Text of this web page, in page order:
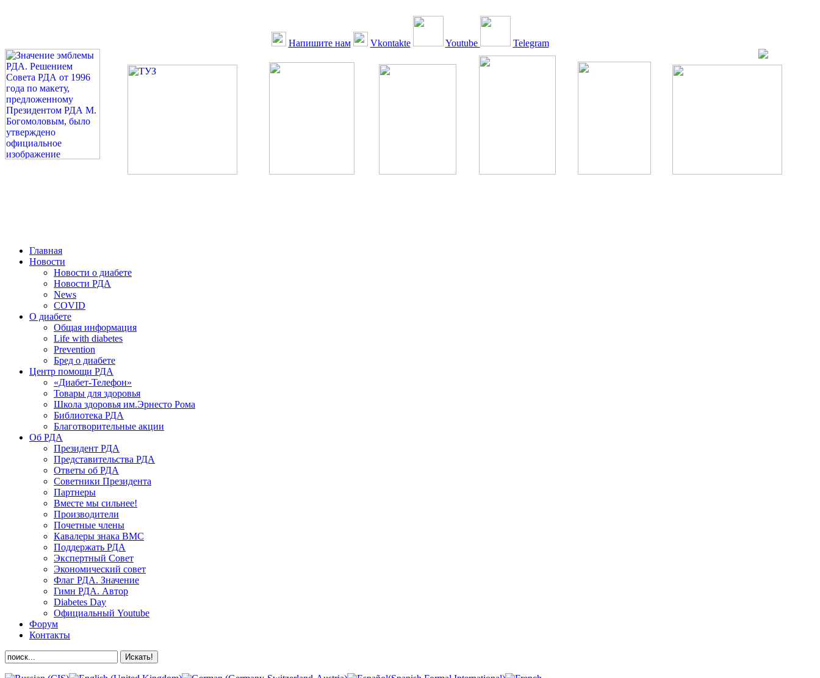
Напишите нам Vkontakte Youtube Telegram
Главная
Новости
Новости о диабете
Новости РДА
News
COVID
О диабете
Общая информация
Life with diabetes
Prevention
Бред о диабете
Центр помощи РДА
«Диабет-Телефон»
Товары для здоровья
Школа здоровья им.Эрнесто Рома
Библиотека РДА
Благотворительные акции
Об РДА
Президент РДА
Представительства РДА
Ответы об РДА
Советники Президента
Партнеры
Вместе мы сильнее!
Производители
Почетные члены
Кавалеры знака ВМС
Поддержать РДА
Экспертный Совет
Экономический совет
Флаг РДА. Значение
Гимн РДА. Автор
Diabetes Day
Официальный Youtube
Форум
Контакты